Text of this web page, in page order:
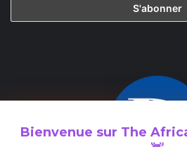
Bienvenue sur The